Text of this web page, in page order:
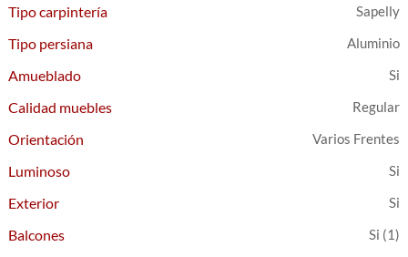
Tipo carpintería Sapelly
Tipo persiana Aluminio
Amueblado
Calidad muebles
Regular
Orientación Varios Frentes
Luminoso
Exterior
Balcones
(1)